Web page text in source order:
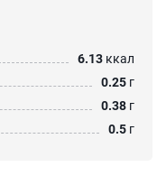
6.13 ккал
0.25 г
0.38 г
0.5 г